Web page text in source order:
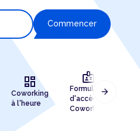
Commencer
dashboard
Coworking
à l'heure
badge
Formules
d'accès au
Coworking
arrow_forward